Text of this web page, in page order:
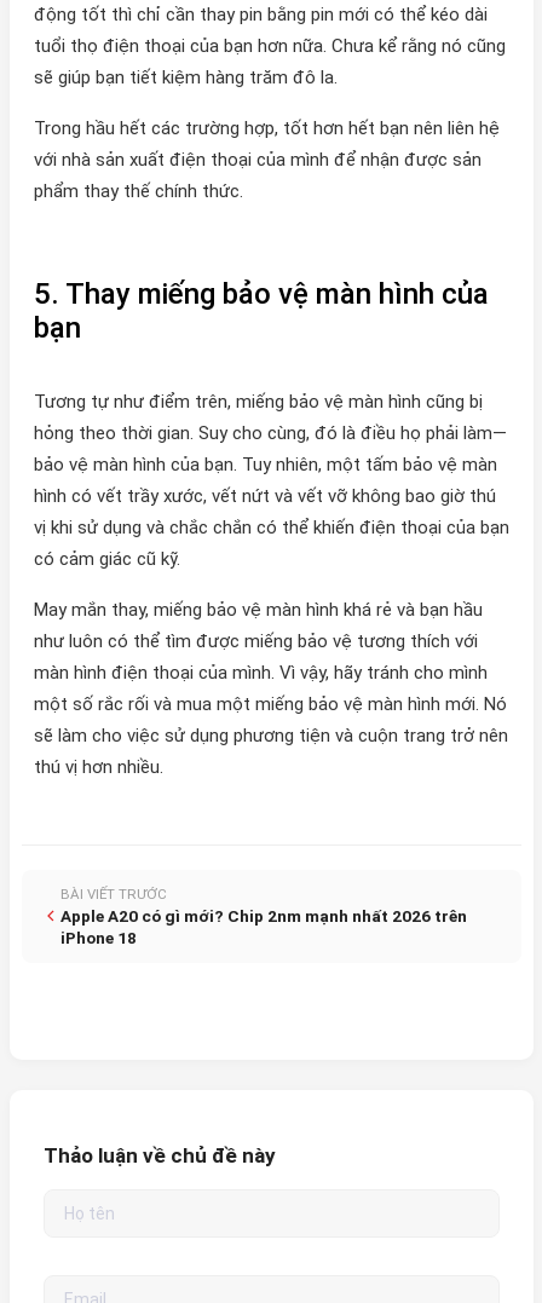
động tốt thì chỉ cần thay pin bằng pin mới có thể kéo dài
tuổi thọ điện thoại của bạn hơn nữa. Chưa kể rằng nó cũng
sẽ giúp bạn tiết kiệm hàng trăm đô la.
Trong hầu hết các trường hợp, tốt hơn hết bạn nên liên hệ
với nhà sản xuất điện thoại của mình để nhận được sản
phẩm thay thế chính thức.
5. Thay miếng bảo vệ màn hình của
bạn
Tương tự như điểm trên, miếng bảo vệ màn hình cũng bị
hỏng theo thời gian. Suy cho cùng, đó là điều họ phải làm—
bảo vệ màn hình của bạn. Tuy nhiên, một tấm bảo vệ màn
hình có vết trầy xước, vết nứt và vết vỡ không bao giờ thú
vị khi sử dụng và chắc chắn có thể khiến điện thoại của bạn
có cảm giác cũ kỹ.
May mắn thay, miếng bảo vệ màn hình khá rẻ và bạn hầu
như luôn có thể tìm được miếng bảo vệ tương thích với
màn hình điện thoại của mình. Vì vậy, hãy tránh cho mình
một số rắc rối và mua một miếng bảo vệ màn hình mới. Nó
sẽ làm cho việc sử dụng phương tiện và cuộn trang trở nên
thú vị hơn nhiều.
BÀI VIẾT TRƯỚC
Apple A20 có gì mới? Chip 2nm mạnh nhất 2026 trên
iPhone 18
Thảo luận về chủ đề này